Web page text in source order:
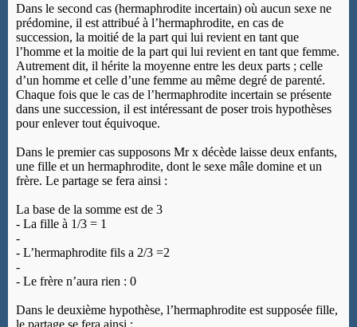
Dans le second cas (hermaphrodite incertain) où aucun sexe ne
prédomine, il est attribué à l’hermaphrodite, en cas de
succession, la moitié de la part qui lui revient en tant que
l’homme et la moitie de la part qui lui revient en tant que femme.
Autrement dit, il hérite la moyenne entre les deux parts ; celle
d’un homme et celle d’une femme au même degré de parenté.
Chaque fois que le cas de l’hermaphrodite incertain se présente
dans une succession, il est intéressant de poser trois hypothèses
pour enlever tout équivoque.
Dans le premier cas supposons Mr x décède laisse deux enfants,
une fille et un hermaphrodite, dont le sexe mâle domine et un
frère. Le partage se fera ainsi :
La base de la somme est de 3
- La fille à 1/3 = 1
-
- L’hermaphrodite fils a 2/3 =2
-
- Le frère n’aura rien : 0
Dans le deuxième hypothèse, l’hermaphrodite est supposée fille,
le partage se fera ainsi :